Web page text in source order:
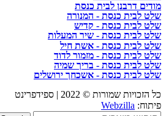
מודים דרבנן לבית כנסת
שלט לבית כנסת - המנורה
שלט לבית כנסת - קדיש
שלט לבית כנסת - שיר המעלות
שלט לבית כנסת - אשת חיל
שלט לבית כנסת - מזמור לדוד
שלט לבית כנסת - בריך שמיה
שלט לבית כנסת - אשכחך ירושלים
כל הזכויות שמורות © 2022 | ספידפרינט
פיתוח: Webzilla